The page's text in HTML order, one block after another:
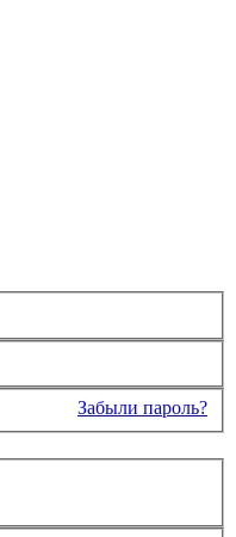
Забыли пароль?